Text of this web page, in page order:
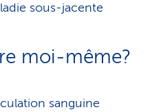
sous-jacente
moi-même?
sanguine